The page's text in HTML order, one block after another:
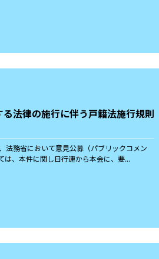
る法律の施行に伴う戸籍法施行規則
法務省において意見公募（パブリックコメン
は、本件に関し日行連から本会に、要...